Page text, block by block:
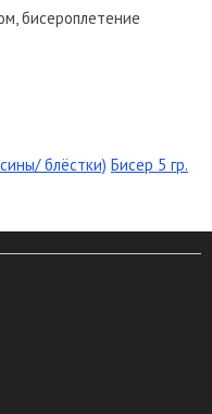
бисероплетение
блёстки) Бисер 5 гр.